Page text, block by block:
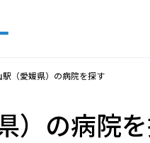
駅（愛媛県）の病院を探す
）の病院